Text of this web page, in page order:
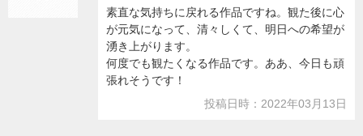
素直な気持ちに戻れる作品ですね。観た後に心
が元気になって、清々しくて、明日への希望が
湧き上がります。
何度でも観たくなる作品です。ああ、今日も頑
張れそうです！
投稿日時：2022年03月13日